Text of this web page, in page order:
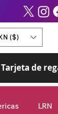
($)
Tarjeta de
LRN